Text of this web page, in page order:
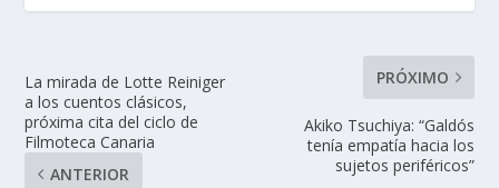
La mirada de Lotte Reiniger
a los cuentos clásicos,
próxima cita del ciclo de
Filmoteca Canaria
ANTERIOR
PRÓXIMO
Akiko Tsuchiya: “Galdós
tenía empatía hacia los
sujetos periféricos”